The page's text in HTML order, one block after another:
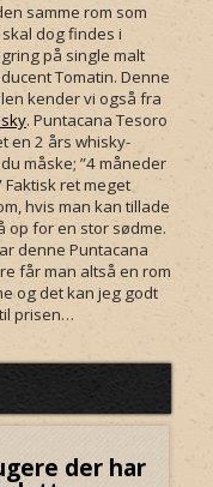
samme rom som
skal dog findes i
på single malt
Tomatin. Denne
kender vi også fra
. Puntacana Tesoro
en 2 års whisky-
måske; ”4 måneder
Faktisk ret meget
hvis man kan tillade
op for en stor sødme.
denne Puntacana
får man altså en rom
og det kan jeg godt
prisen…
der har